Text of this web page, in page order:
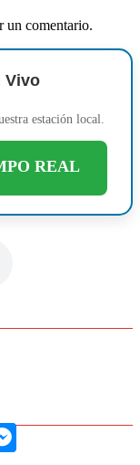
un comentario.
Vivo
estación local.
REAL
Messenger